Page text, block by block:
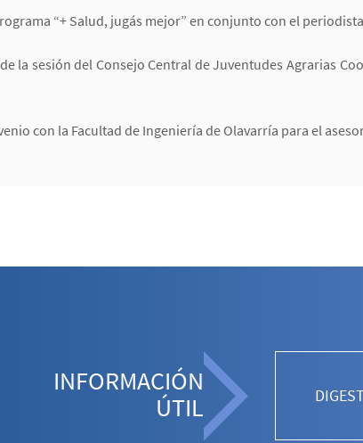
“+ Salud, jugás mejor” en conjunto con el
la sesión del Consejo Central de Juventudes Agrarias
con la Facultad de Ingeniería de Olavarría para el
INFORMACIÓN
ÚTIL